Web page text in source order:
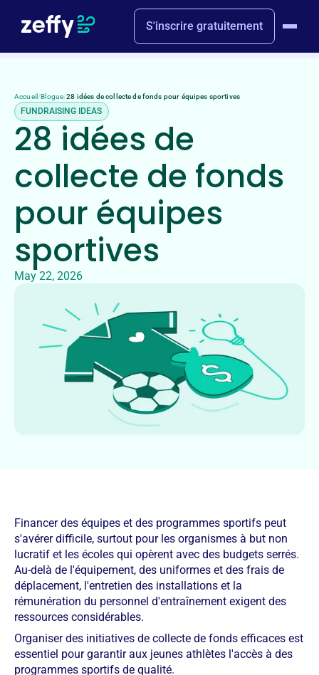
S'inscrire gratuitement
Accueil /Blogue/28 idées de collecte de fonds pour équipes sportives
FUNDRAISING IDEAS
28 idées de
collecte de fonds
pour équipes
sportives
May 22, 2026
Financer des équipes et des programmes sportifs peut
s'avérer difficile, surtout pour les organismes à but non
lucratif et les écoles qui opèrent avec des budgets serrés.
Au-delà de l'équipement, des uniformes et des frais de
déplacement, l'entretien des installations et la
rémunération du personnel d'entraînement exigent des
ressources considérables.
Organiser des initiatives de collecte de fonds efficaces est
essentiel pour garantir aux jeunes athlètes l'accès à des
programmes sportifs de qualité.